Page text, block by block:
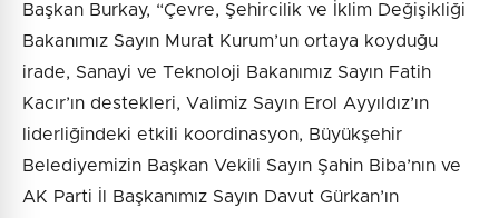
Başkan Burkay, “Çevre, Şehircilik ve İklim Değişikliği
Bakanımız Sayın Murat Kurum’un ortaya koyduğu
irade, Sanayi ve Teknoloji Bakanımız Sayın Fatih
Kacır’ın destekleri, Valimiz Sayın Erol Ayyıldız’ın
liderliğindeki etkili koordinasyon, Büyükşehir
Belediyemizin Başkan Vekili Sayın Şahin Biba’nın ve
AK Parti İl Başkanımız Sayın Davut Gürkan’ın